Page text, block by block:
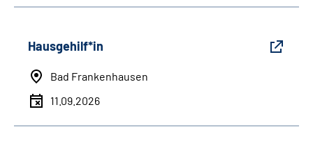
Hausgehilf*in
Bad Frankenhausen
11.09.2026